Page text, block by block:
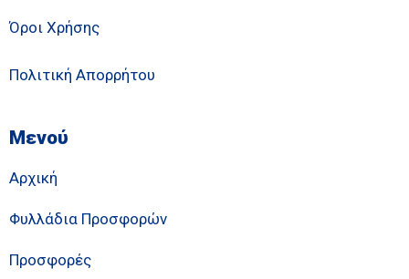
Όροι Χρήσης
Πολιτική Απορρήτου
Μενού
Αρχική
Φυλλάδια Προσφορών
Προσφορές